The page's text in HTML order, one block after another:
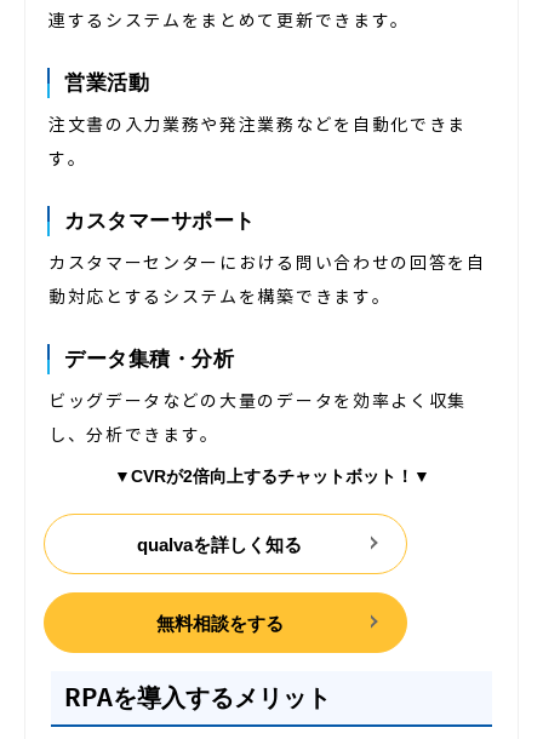
連するシステムをまとめて更新できます。
営業活動
注文書の入力業務や発注業務などを自動化できま
す。
カスタマーサポート
カスタマーセンターにおける問い合わせの回答を自
動対応とするシステムを構築できます。
データ集積・分析
ビッグデータなどの大量のデータを効率よく収集
し、分析できます。
▼CVRが2倍向上するチャットボット！ ▼
qualvaを詳しく知る
無料相談をする
RPAを導入するメリット